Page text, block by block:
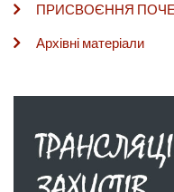
ПРИСВОЄННЯ
Архівні матеріали